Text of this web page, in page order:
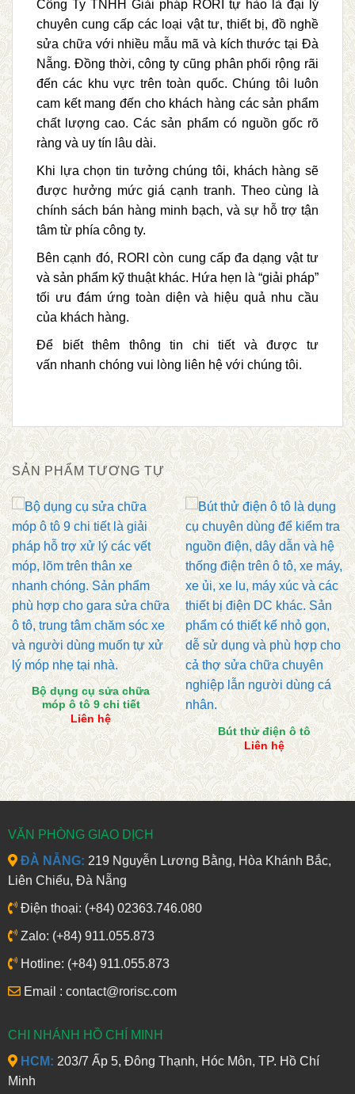
Công Ty TNHH Giải pháp RORI tự hào là đại lý
chuyên cung cấp các loại vật tư, thiết bị, đồ nghề
sửa chữa với nhiều mẫu mã và kích thước tại Đà
Nẵng. Đồng thời, công ty cũng phân phối rộng rãi
đến các khu vực trên toàn quốc. Chúng tôi luôn
cam kết mang đến cho khách hàng các sản phẩm
chất lượng cao. Các sản phẩm có nguồn gốc rõ
ràng và uy tín lâu dài.
Khi lựa chọn tin tưởng chúng tôi, khách hàng sẽ
được hưởng mức giá cạnh tranh. Theo cùng là
chính sách bán hàng minh bạch, và sự hỗ trợ tận
tâm từ phía công ty.
Bên cạnh đó, RORI còn cung cấp đa dạng vật tư
và sản phẩm kỹ thuật khác. Hứa hẹn là “giải pháp”
tối ưu đám ứng toàn diện và hiệu quả nhu cầu
của khách hàng.
Để biết thêm thông tin chi tiết và được tư
vấn nhanh chóng vui lòng liên hệ với chúng tôi.
SẢN PHẨM TƯƠNG TỰ
Bộ dụng cụ sửa chữa
móp ô tô 9 chi tiết
Liên hệ
Bút thử điện ô tô
Liên hệ
VĂN PHÒNG GIAO DỊCH
ĐÀ NẴNG: 219 Nguyễn Lương Bằng, Hòa Khánh Bắc,
Liên Chiểu, Đà Nẵng
Điện thoại: (+84) 02363.746.080
Zalo: (+84) 911.055.873
Hotline: (+84) 911.055.873
Email : contact@rorisc.com
CHI NHÁNH HỒ CHÍ MINH
HCM: 203/7 Ấp 5, Đông Thạnh, Hóc Môn, TP. Hồ Chí
Minh